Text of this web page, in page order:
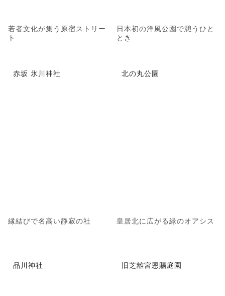
若者文化が集う原宿ストリー
ト
日本初の洋風公園で憩うひと
とき
赤坂 氷川神社
縁結びで名高い静寂の社
北の丸公園
皇居北に広がる緑のオアシス
品川神社 旧芝離宮恩賜庭園